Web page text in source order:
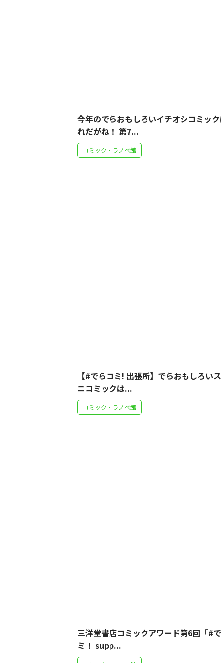
今年のでらおもしろいイチオシコミッ
れだがね！ 第7...
コミック・ラノベ館
【#でらコミ! 出張所】でらおもしろい
ニコミックは...
コミック・ラノベ館
三洋堂書店コミックアワード第6回「#
ミ！ supp...